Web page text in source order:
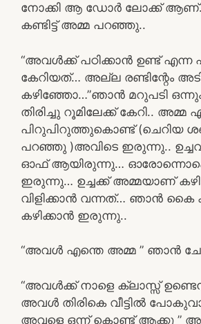
നോക്കി ആ ഡോർ ലോക്ക് ആണ്..
കണ്ടിട്ട് അമ്മ പറഞ്ഞു..
“അവൾക്ക് പഠിക്കാൻ ഉണ്ട്
കേറിയത്… അല്ല രണ്ടിന്റേം
കഴിഞ്ഞോ…”ഞാൻ മറുപടി
തിരിച്ചു റൂമിലേക്ക് കേറി.. അമ്മ
പിറുപിറുത്തുകൊണ്ട് (ചെറിയ
പറഞ്ഞു )അവിടെ ഇരുന്നു..
ഓഫ്‌ ആയിരുന്നു…
ഇരുന്നു… ഉച്ചക്ക് അമ്മയാണ്
വിളിക്കാൻ വന്നത്… ഞാൻ കൈ
കഴിക്കാൻ ഇരുന്നു..
“അവൾ എന്തെ അമ്മ ” ഞാൻ
“അവൾക്ക് നാളെ ക്ലാസ്സ്‌
അവൾ തിരികെ വീട്ടിൽ
അവളെ ഒന്ന് കൊണ്ട് ആക്കു ”